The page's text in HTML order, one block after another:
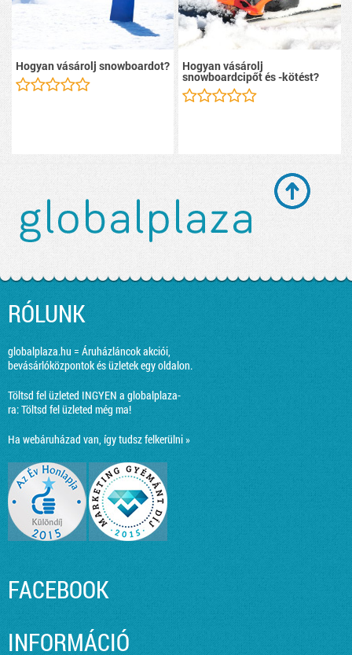
Hogyan vásárolj snowboardot? Hogyan vásárolj
snowboardcipőt és -kötést?
RÓLUNK
globalplaza.hu = Áruházláncok akciói,
bevásárlóközpontok és üzletek egy oldalon.
Töltsd fel üzleted INGYEN a globalplaza-
ra:Töltsd fel üzleted még ma!
Ha webáruházad van, így tudsz felkerülni »
FACEBOOK
INFORMÁCIÓ